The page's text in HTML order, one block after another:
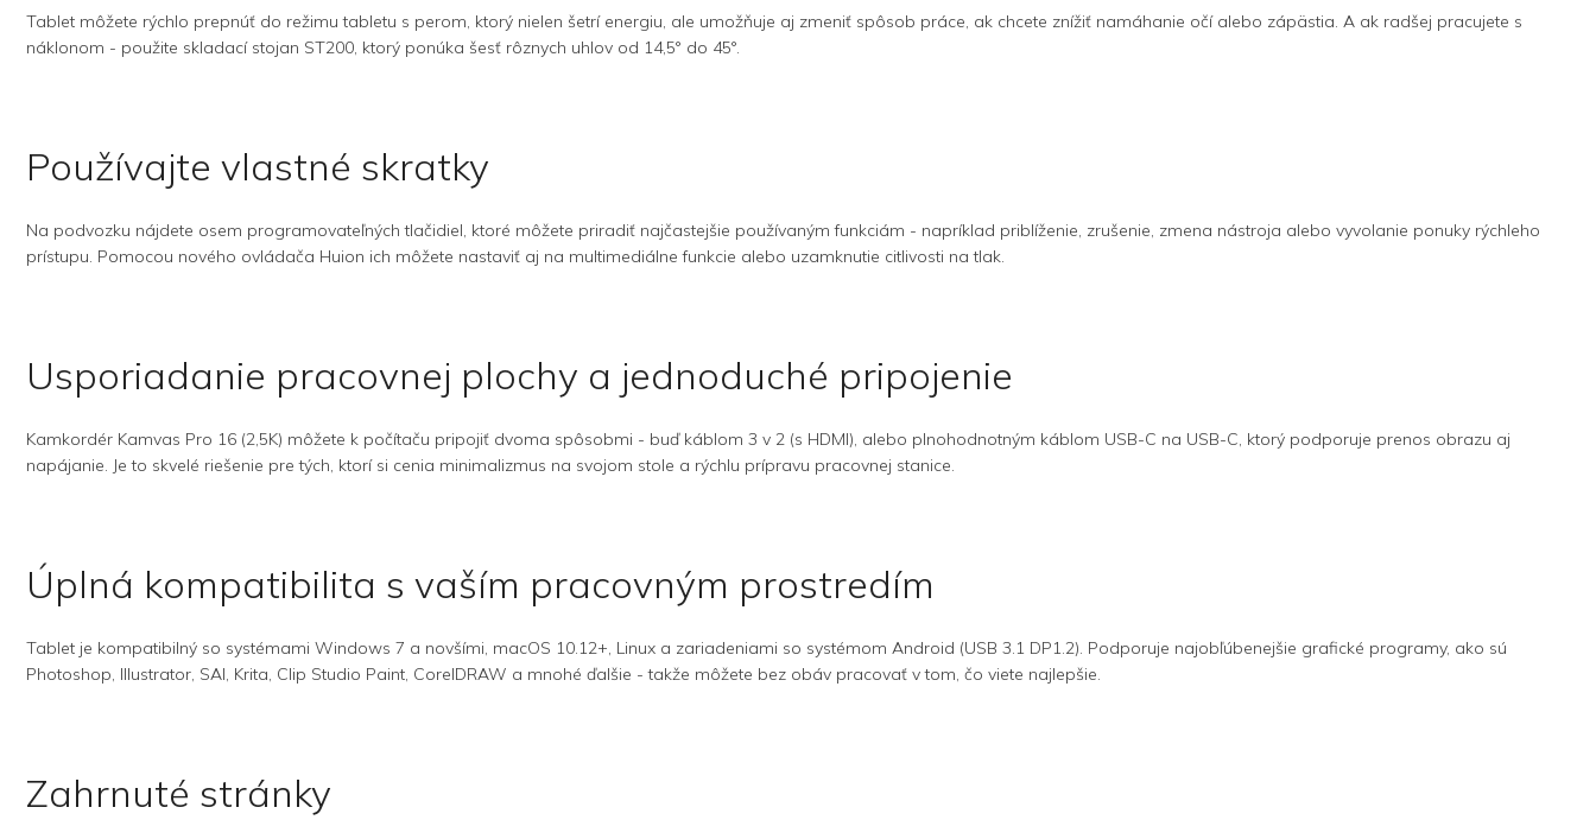
Tablet môžete rýchlo prepnúť do režimu tabletu s perom, ktorý nielen šetrí energiu, ale umožňuje aj zmeniť spôsob práce, ak chcete znížiť namáhanie očí alebo zápästia. A ak radšej pracujete s
náklonom - použite skladací stojan ST200, ktorý ponúka šesť rôznych uhlov od 14,5° do 45°.
Používajte vlastné skratky
Na podvozku nájdete osem programovateľných tlačidiel, ktoré môžete priradiť najčastejšie používaným funkciám - napríklad priblíženie, zrušenie, zmena nástroja alebo vyvolanie ponuky rýchleho
prístupu. Pomocou nového ovládača Huion ich môžete nastaviť aj na multimediálne funkcie alebo uzamknutie citlivosti na tlak.
Usporiadanie pracovnej plochy a jednoduché pripojenie
Kamkordér Kamvas Pro 16 (2,5K) môžete k počítaču pripojiť dvoma spôsobmi - buď káblom 3 v 2 (s HDMI), alebo plnohodnotným káblom USB-C na USB-C, ktorý podporuje prenos obrazu aj
napájanie. Je to skvelé riešenie pre tých, ktorí si cenia minimalizmus na svojom stole a rýchlu prípravu pracovnej stanice.
Úplná kompatibilita s vaším pracovným prostredím
Tablet je kompatibilný so systémami Windows 7 a novšími, macOS 10.12+, Linux a zariadeniami so systémom Android (USB 3.1 DP1.2). Podporuje najobľúbenejšie grafické programy, ako sú
Photoshop, Illustrator, SAI, Krita, Clip Studio Paint, CorelDRAW a mnohé ďalšie - takže môžete bez obáv pracovať v tom, čo viete najlepšie.
Zahrnuté stránky